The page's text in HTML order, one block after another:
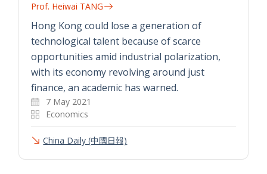
Prof. Heiwai TANG
Hong Kong could lose a generation of
technological talent because of scarce
opportunities amid industrial polarization,
with its economy revolving around just
finance, an academic has warned.
7 May 2021
Economics
China Daily (中國日報)